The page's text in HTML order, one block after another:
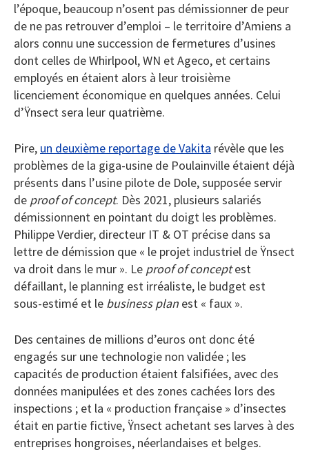
l’époque, beaucoup n’osent pas démissionner de peur
de ne pas retrouver d’emploi – le territoire d’Amiens a
alors connu une succession de fermetures d’usines
dont celles de Whirlpool, WN et Ageco, et certains
employés en étaient alors à leur troisième
licenciement économique en quelques années. Celui
d’Ÿnsect sera leur quatrième.
Pire, un deuxième reportage de Vakita révèle que les
problèmes de la giga-usine de Poulainville étaient déjà
présents dans l’usine pilote de Dole, supposée servir
de proof of concept. Dès 2021, plusieurs salariés
démissionnent en pointant du doigt les problèmes.
Philippe Verdier, directeur IT & OT précise dans sa
lettre de démission que « le projet industriel de Ÿnsect
va droit dans le mur ». Le proof of conceptest
défaillant, le planning est irréaliste, le budget est
sous-estimé et le business plan est « faux ».
Des centaines de millions d’euros ont donc été
engagés sur une technologie non validée ; les
capacités de production étaient falsifiées, avec des
données manipulées et des zones cachées lors des
inspections ; et la « production française » d’insectes
était en partie fictive, Ÿnsect achetant ses larves à des
entreprises hongroises, néerlandaises et belges.